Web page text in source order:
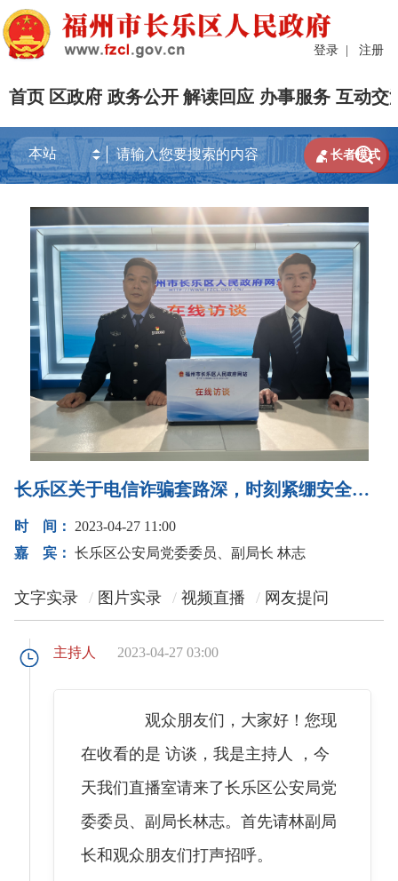
登录 | 注册
首页 区政府 政务公开 解读回应 办事服务 互动交

 长者模式
长乐区关于电信诈骗套路深，时刻紧绷安全弦的访谈
时 间：
2023-04-27 11:00
嘉 宾： 长乐区公安局党委委员、副局长 林志
文字实录 图片实录 视频直播 网友提问
主持人 2023-04-27 03:00
观众朋友们，大家好！您现
在收看的是 访谈，我是主持人 ，今
天我们直播室请来了长乐区公安局党
委委员、副局长林志。首先请林副局
长和观众朋友们打声招呼。